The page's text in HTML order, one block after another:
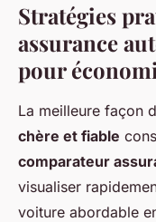
Stratégies
assurance
pour
La meilleure façon
chère et fiable
comparateur
visualiser
voiture abordable